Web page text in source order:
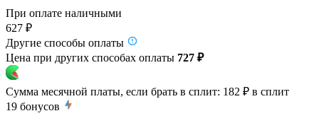
При оплате наличными
627 ₽
Другие способы оплаты
Цена при других способах оплаты 727 ₽
Сумма месячной платы, если брать в сплит: 182 ₽ в сплит
19 бонусов